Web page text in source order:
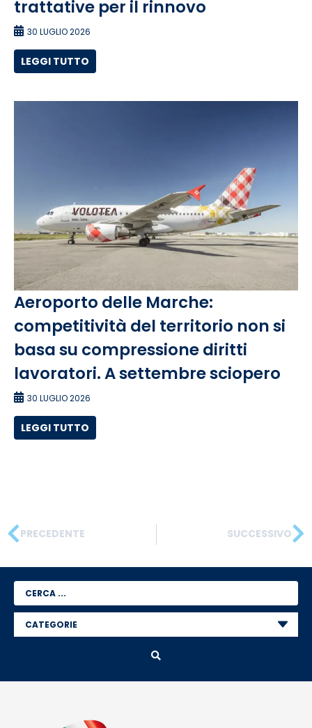
trattative per il rinnovo
30 LUGLIO 2026
LEGGI TUTTO
Aeroporto delle Marche:
competitività del territorio non si
basa su compressione diritti
lavoratori. A settembre sciopero
30 LUGLIO 2026
LEGGI TUTTO
PRECEDENTE SUCCESSIVO